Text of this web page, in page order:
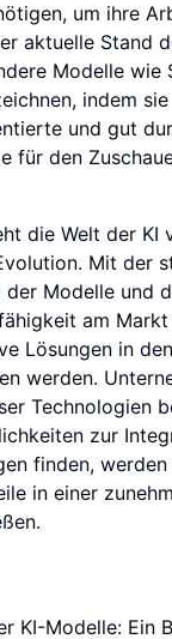
um ihre
aktuelle Stand
Modelle wie
indem sie
und gut
für den
die Welt der KI
Mit der
der Modelle und
am
Lösungen in
werden.
Technologien
zur
finden,
in einer